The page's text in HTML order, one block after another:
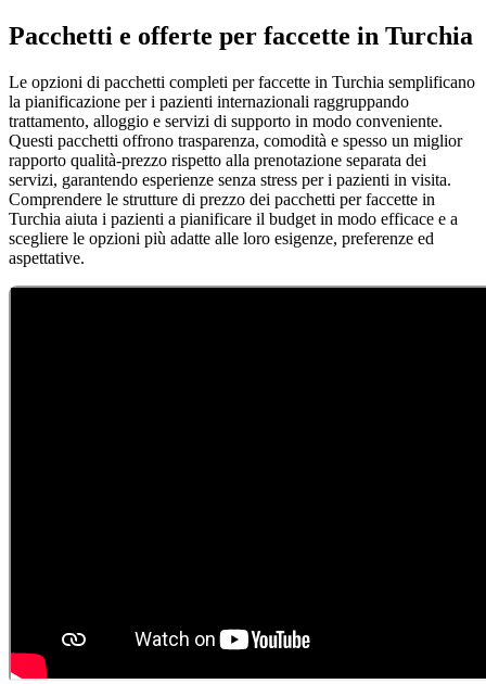
Pacchetti e offerte per faccette in Turchia
Le opzioni di pacchetti completi per faccette in Turchia semplificano
la pianificazione per i pazienti internazionali raggruppando
trattamento, alloggio e servizi di supporto in modo conveniente.
Questi pacchetti offrono trasparenza, comodità e spesso un miglior
rapporto qualità-prezzo rispetto alla prenotazione separata dei
servizi, garantendo esperienze senza stress per i pazienti in visita.
Comprendere le strutture di prezzo dei pacchetti per faccette in
Turchia aiuta i pazienti a pianificare il budget in modo efficace e a
scegliere le opzioni più adatte alle loro esigenze, preferenze ed
aspettative.